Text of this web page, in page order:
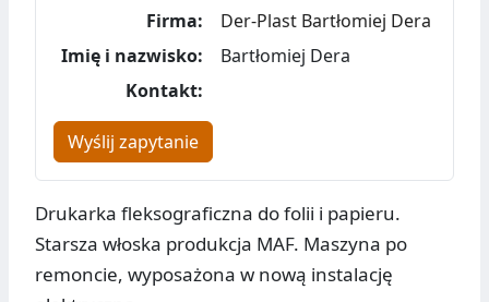
Firma:
Der-Plast Bartłomiej Dera
Imię i nazwisko:
Bartłomiej Dera
Kontakt:
Wyślij zapytanie
Drukarka fleksograficzna do folii i papieru.
Starsza włoska produkcja MAF. Maszyna po
remoncie, wyposażona w nową instalację